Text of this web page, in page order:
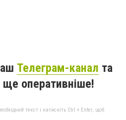
Телеграм-канал та
оперативніше!
текст і натисніть Ctrl + Enter, щоб